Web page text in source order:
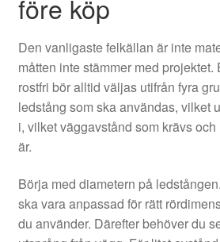
före köp
Den vanligaste felkällan är inte
måtten inte stämmer med
rostfri bör alltid väljas utifrån fyra
ledstång som ska användas, vilket
i, vilket väggavstånd som krävs
är.
Börja med diametern på
ska vara anpassad för rätt
du använder. Därefter behöver du